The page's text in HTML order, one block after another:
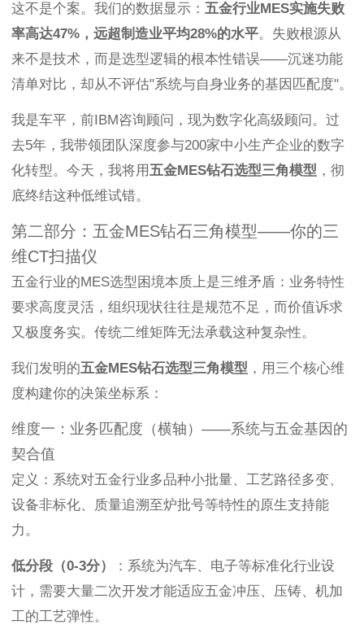
这不是个案。我们的数据显示： 五金行业MES实施失败
率高达47%，远超制造业平均28%的水平。失败根源从
来不是技术，而是选型逻辑的根本性错误——沉迷功能
清单对比，却从不评估"系统与自身业务的基因匹配度"。
我是车平，前IBM咨询顾问，现为数字化高级顾问。过
去5年，我带领团队深度参与200家中小生产企业的数字
化转型。今天，我将用五金MES钻石选型三角模型 ，彻
底终结这种低维试错。
第二部分：五金MES钻石三角模型——你的三
维CT扫描仪
五金行业的MES选型困境本质上是三维矛盾：业务特性
要求高度灵活，组织现状往往是规范不足，而价值诉求
又极度务实。传统二维矩阵无法承载这种复杂性。
我们发明的五金MES钻石选型三角模型 ，用三个核心维
度构建你的决策坐标系：
维度一：业务匹配度（横轴）——系统与五金基因的
契合值
定义：系统对五金行业多品种小批量、工艺路径多变、
设备非标化、质量追溯至炉批号等特性的原生支持能
力。
低分段（0-3分）
：系统为汽车、电子等标准化行业设
计，需要大量二次开发才能适应五金冲压、压铸、机加
工的工艺弹性。